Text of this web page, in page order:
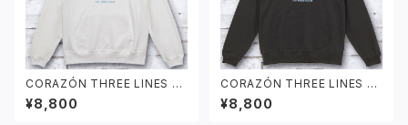
CORAZÓN THREE LINES パ
ーカー ホワイト
¥8,800
CORAZÓN THREE LINES パ
ーカー ブラック
¥8,800